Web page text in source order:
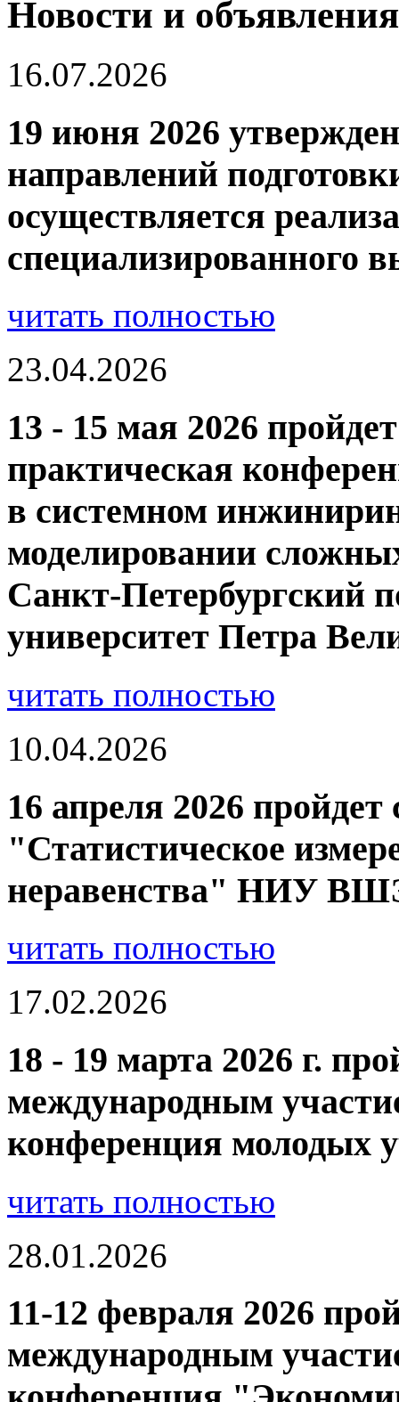
Новости и объявления
16.07.2026
19 июня 2026
направлений
осуществляется
специализированного
читать полностью
23.04.2026
13 - 15 мая 2026
практическая
в системном
моделировании
Санкт-Петербургский
университет Петра
читать полностью
10.04.2026
16 апреля 2026
"Статистическое
неравенства" НИУ
читать полностью
17.02.2026
18 - 19 марта 2026 г.
международным
конференция молодых
читать полностью
28.01.2026
11-12 февраля 2026
международным